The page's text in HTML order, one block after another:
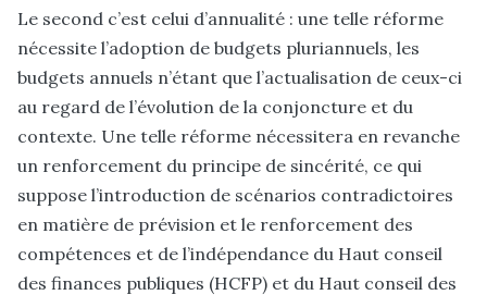
Le second c’est celui d’annualité : une telle réforme
nécessite l’adoption de budgets pluriannuels, les
budgets annuels n’étant que l’actualisation de ceux-ci
au regard de l’évolution de la conjoncture et du
contexte. Une telle réforme nécessitera en revanche
un renforcement du principe de sincérité, ce qui
suppose l’introduction de scénarios contradictoires
en matière de prévision et le renforcement des
compétences et de l’indépendance du Haut conseil
des finances publiques (HCFP) et du Haut conseil des